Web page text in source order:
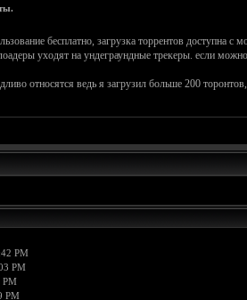
бесплатно, загрузка торрентов
уходят на ундеграундные трекеры. если
относятся ведь я загрузил больше 200
PM
PM
PM